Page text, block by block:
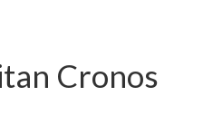
Cronos